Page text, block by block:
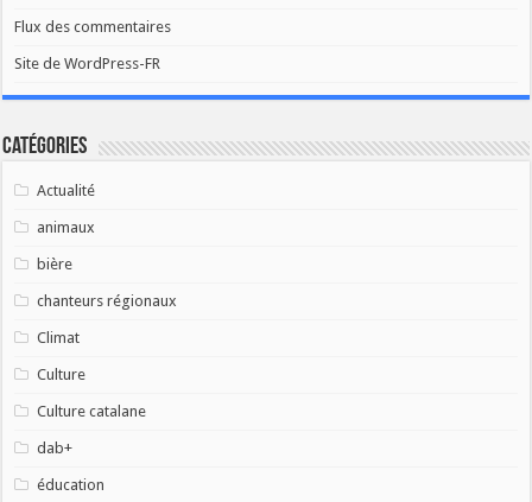
Flux des commentaires
Site de WordPress-FR
Catégories
Actualité
animaux
bière
chanteurs régionaux
Climat
Culture
Culture catalane
dab+
éducation